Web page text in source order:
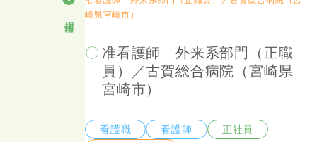
崎県宮崎市）
准看護師 外来系部門（正職
員）／古賀総合病院（宮崎県
宮崎市）
看護職 看護師
正社員